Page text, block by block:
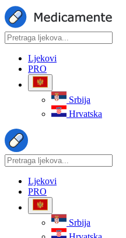
Ljekovi
PRO
Srbija
Hrvatska
Ljekovi
PRO
Srbija